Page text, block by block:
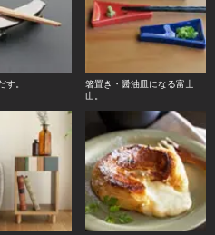
す。
箸置き・醤油皿になる富士
山。